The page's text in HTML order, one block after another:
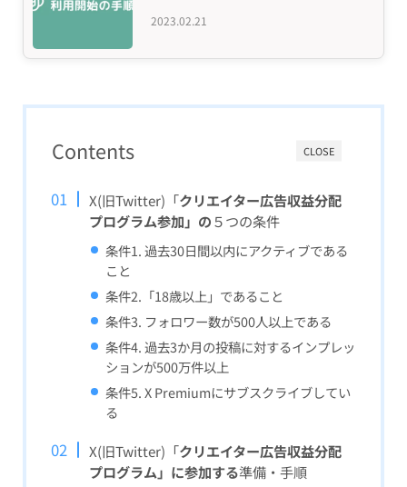
2023.02.21
CLOSE
Contents
X(旧Twitter)「クリエイター広告収益分配
プログラム参加」の５つの条件
条件1. 過去30日間以内にアクティブである
こと
条件2.「18歳以上」であること
条件3. フォロワー数が500人以上である
条件4. 過去3か月の投稿に対するインプレッ
ションが500万件以上
条件5. X Premiumにサブスクライブしてい
る
X(旧Twitter)「クリエイター広告収益分配
プログラム」に参加する準備・手順